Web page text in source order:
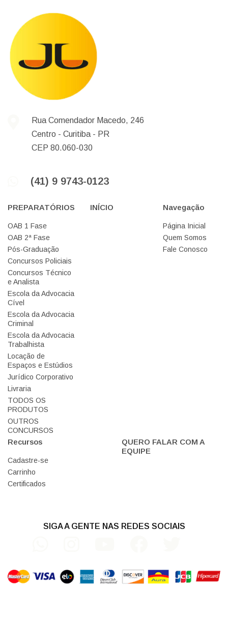
Rua Comendador Macedo, 246
Centro - Curitiba - PR
CEP 80.060-030
(41) 9 9743-0123
PREPARATÓRIOS
OAB 1 Fase
OAB 2ª Fase
Pós-Graduação
Concursos Policiais
Concursos Técnico
e Analista
Escola da Advocacia
Cível
Escola da Advocacia
Criminal
Escola da Advocacia
Trabalhista
Locação de
Espaços e Estúdios
Jurídico Corporativo
Livraria
TODOS OS
PRODUTOS
OUTROS
CONCURSOS
INÍCIO Navegação
Página Inicial
Quem Somos
Fale Conosco
Recursos
Cadastre-se
Carrinho
Certificados
QUERO FALAR COM A
EQUIPE
SIGA A GENTE NAS REDES SOCIAIS